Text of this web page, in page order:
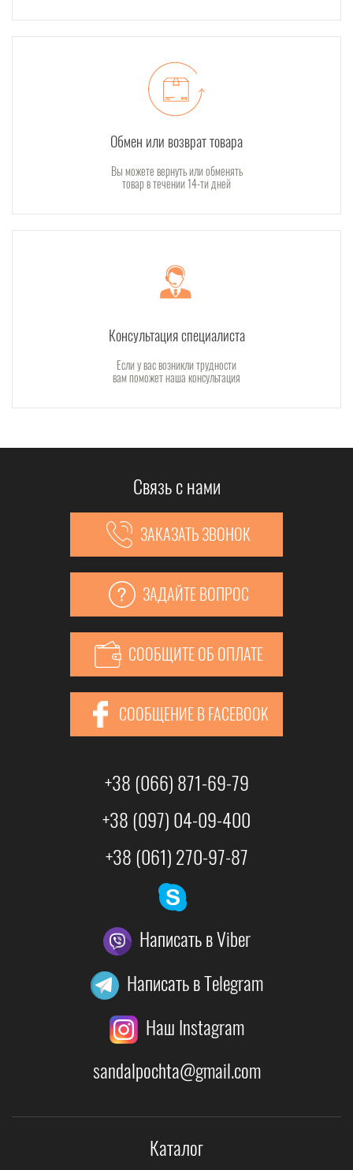
Обмен или возврат товара
Вы можете вернуть или обменять
товар в течении 14-ти дней
Консультация специалиста
Если у вас возникли трудности
вам поможет наша консультация
Связь с нами
ЗАКАЗАТЬ ЗВОНОК
ЗАДАЙТЕ ВОПРОС
СООБЩИТЕ ОБ ОПЛАТЕ
СООБЩЕНИЕ В FACEBOOK
+38 (066) 871-69-79
+38 (097) 04-09-400
+38 (061) 270-97-87
Написать в Viber
Написать в Telegram
Наш Instagram
sandalpochta@gmail.com
Каталог